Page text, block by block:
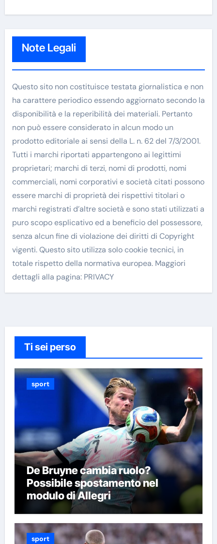
Note Legali
Questo sito non costituisce testata giornalistica e non
ha carattere periodico essendo aggiornato secondo la
disponibilità e la reperibilità dei materiali. Pertanto
non può essere considerato in alcun modo un
prodotto editoriale ai sensi della L. n. 62 del 7/3/2001.
Tutti i marchi riportati appartengono ai legittimi
proprietari; marchi di terzi, nomi di prodotti, nomi
commerciali, nomi corporativi e società citati possono
essere marchi di proprietà dei rispettivi titolari o
marchi registrati d’altre società e sono stati utilizzati a
puro scopo esplicativo ed a beneficio del possessore,
senza alcun fine di violazione dei diritti di Copyright
vigenti. Questo sito utilizza solo cookie tecnici, in
totale rispetto della normativa europea. Maggiori
dettagli alla pagina: PRIVACY
Ti sei perso
sport
De Bruyne cambia ruolo?
Possibile spostamento nel
modulo di Allegri
sport